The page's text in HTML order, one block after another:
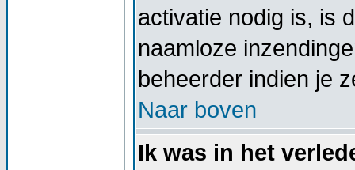
activatie nodig is, is
naamloze
beheerder indien je
Naar boven
Ik was in het